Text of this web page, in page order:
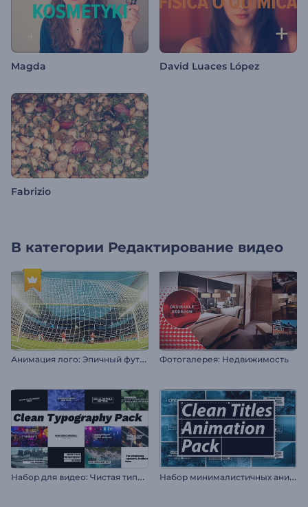
Magda David Luaces López
Fabrizio
В категории Редактирование видео
А
нимация лого: Эпичный футбол Фотогалерея: Недвижимость
Н
абор для видео: Чистая типографика Н
абор минималистичных анимированных заголовков